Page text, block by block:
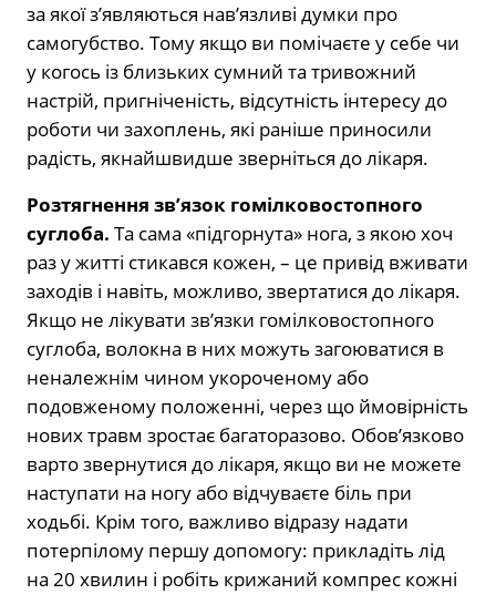
за якої з’являються нав’язливі думки про
самогубство. Тому якщо ви помічаєте у себе чи
у когось із близьких сумний та тривожний
настрій, пригніченість, відсутність інтересу до
роботи чи захоплень, які раніше приносили
радість, якнайшвидше зверніться до лікаря.
Розтягнення зв’язок гомілковостопного
суглоба. Та сама «підгорнута» нога, з якою хоч
раз у житті стикався кожен, – це привід вживати
заходів і навіть, можливо, звертатися до лікаря.
Якщо не лікувати зв’язки гомілковостопного
суглоба, волокна в них можуть загоюватися в
неналежнім чином укороченому або
подовженому положенні, через що ймовірність
нових травм зростає багаторазово. Обов’язково
варто звернутися до лікаря, якщо ви не можете
наступати на ногу або відчуваєте біль при
ходьбі. Крім того, важливо відразу надати
потерпілому першу допомогу: прикладіть лід
на 20 хвилин і робіть крижаний компрес кожні